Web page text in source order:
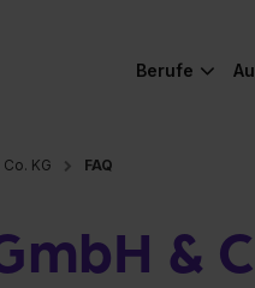
Berufe
KG FAQ
&